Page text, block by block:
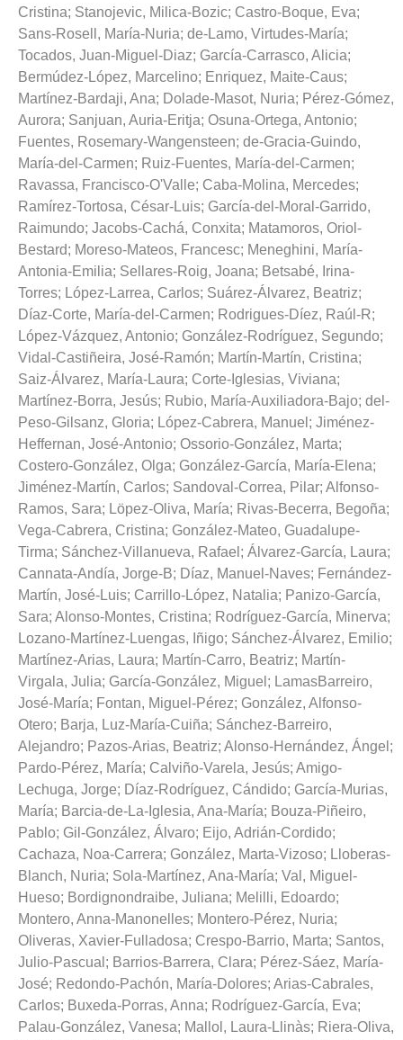
Cristina; Stanojevic, Milica-Bozic; Castro-Boque, Eva;
Sans-Rosell, María-Nuria; de-Lamo, Virtudes-María;
Tocados, Juan-Miguel-Diaz; García-Carrasco, Alicia;
Bermúdez-López, Marcelino; Enriquez, Maite-Caus;
Martínez-Bardaji, Ana; Dolade-Masot, Nuria; Pérez-Gómez,
Aurora; Sanjuan, Auria-Eritja; Osuna-Ortega, Antonio;
Fuentes, Rosemary-Wangensteen; de-Gracia-Guindo,
María-del-Carmen; Ruiz-Fuentes, María-del-Carmen;
Ravassa, Francisco-O'Valle; Caba-Molina, Mercedes;
Ramírez-Tortosa, César-Luis; García-del-Moral-Garrido,
Raimundo; Jacobs-Cachá, Conxita; Matamoros, Oriol-
Bestard; Moreso-Mateos, Francesc; Meneghini, María-
Antonia-Emilia; Sellares-Roig, Joana; Betsabé, Irina-
Torres; López-Larrea, Carlos; Suárez-Álvarez, Beatriz;
Díaz-Corte, María-del-Carmen; Rodrigues-Díez, Raúl-R;
López-Vázquez, Antonio; González-Rodríguez, Segundo;
Vidal-Castiñeira, José-Ramón; Martín-Martín, Cristina;
Saiz-Álvarez, María-Laura; Corte-Iglesias, Viviana;
Martínez-Borra, Jesús; Rubio, María-Auxiliadora-Bajo; del-
Peso-Gilsanz, Gloria; López-Cabrera, Manuel ; Jiménez-
Heffernan, José-Antonio; Ossorio-González, Marta;
Costero-González, Olga; González-García, María-Elena;
Jiménez-Martín, Carlos; Sandoval-Correa, Pilar; Alfonso-
Ramos, Sara; Löpez-Oliva, María; Rivas-Becerra, Begoña;
Vega-Cabrera, Cristina; González-Mateo, Guadalupe-
Tirma; Sánchez-Villanueva, Rafael ; Álvarez-García, Laura;
Cannata-Andía, Jorge-B; Díaz, Manuel-Naves; Fernández-
Martín, José-Luis; Carrillo-López, Natalia; Panizo-García,
Sara; Alonso-Montes, Cristina; Rodríguez-García, Minerva;
Lozano-Martínez-Luengas, Iñigo; Sánchez-Álvarez, Emilio;
Martínez-Arias, Laura; Martín-Carro, Beatriz; Martín-
Virgala, Julia; García-González, Miguel ; LamasBarreiro,
José-María; Fontan, Miguel-Pérez; González, Alfonso-
Otero; Barja, Luz-María-Cuiña; Sánchez-Barreiro,
Alejandro; Pazos-Arias, Beatriz; Alonso-Hernández, Ángel ;
Pardo-Pérez, María; Calviño-Varela, Jesús; Amigo-
Lechuga, Jorge; Díaz-Rodríguez, Cándido; García-Murias,
María; Barcia-de-La-Iglesia, Ana-María; Bouza-Piñeiro,
Pablo; Gil-González, Álvaro; Eijo, Adrián-Cordido;
Cachaza, Noa-Carrera; González, Marta-Vizoso; Lloberas-
Blanch, Nuria; Sola-Martínez, Ana-María; Val, Miguel-
Hueso; Bordignondraibe, Juliana; Melilli, Edoardo;
Montero, Anna-Manonelles; Montero-Pérez, Nuria;
Oliveras, Xavier-Fulladosa; Crespo-Barrio, Marta; Santos,
Julio-Pascual ; Barrios-Barrera, Clara; Pérez-Sáez, María-
José; Redondo-Pachón, María-Dolores; Arias-Cabrales,
Carlos; Buxeda-Porras, Anna; Rodríguez-García, Eva;
Palau-González, Vanesa; Mallol, Laura-Llinàs; Riera-Oliva,